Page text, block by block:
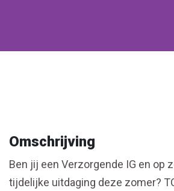
Omschrijving
Ben jij een Verzorgende IG en op
tijdelijke uitdaging deze zomer?